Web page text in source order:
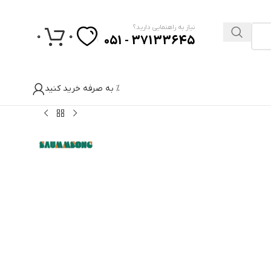
نیاز به راهنمایی دارید؟
37133645 - 051
0
0
% به صرفه خرید کنید